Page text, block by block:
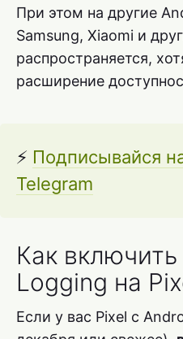
При этом на другие
Samsung, Xiaomi и
распространяется,
расширение
⚡ Подписывайся
Telegram
Как
Logging на
Если у вас Pixel с